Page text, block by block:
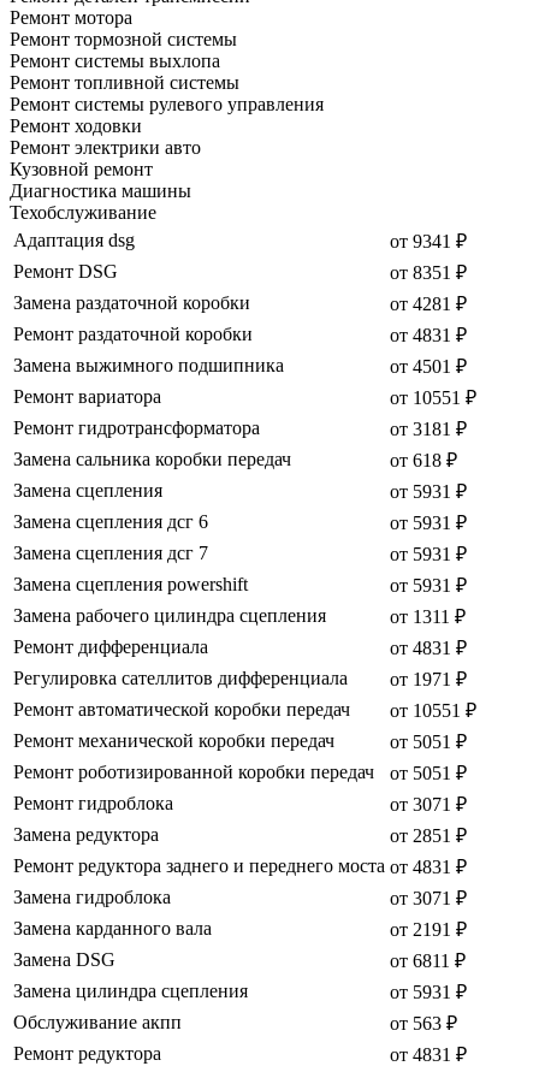
Ремонт мотора
Ремонт тормозной системы
Ремонт системы выхлопа
Ремонт топливной системы
Ремонт системы рулевого управления
Ремонт ходовки
Ремонт электрики авто
Кузовной ремонт
Диагностика машины
Техобслуживание
Адаптация dsg
от 9341 ₽
Ремонт DSG
от 8351 ₽
Замена раздаточной коробки
от 4281 ₽
Ремонт раздаточной коробки
от 4831 ₽
Замена выжимного подшипника
от 4501 ₽
Ремонт вариатора
от 10551 ₽
Ремонт гидротрансформатора
от 3181 ₽
Замена сальника коробки передач
от 618 ₽
Замена сцепления
от 5931 ₽
Замена сцепления дсг 6
от 5931 ₽
Замена сцепления дсг 7
от 5931 ₽
Замена сцепления powershift
от 5931 ₽
Замена рабочего цилиндра сцепления
от 1311 ₽
Ремонт дифференциала
от 4831 ₽
Регулировка сателлитов дифференциала
от 1971 ₽
Ремонт автоматической коробки передач
от 10551 ₽
Ремонт механической коробки передач
от 5051 ₽
Ремонт роботизированной коробки передач
от 5051 ₽
Ремонт гидроблока
от 3071 ₽
Замена редуктора
от 2851 ₽
Ремонт редуктора заднего и переднего моста от 4831 ₽
Замена гидроблока
от 3071 ₽
Замена карданного вала
от 2191 ₽
Замена DSG
от 6811 ₽
Замена цилиндра сцепления
от 5931 ₽
Обслуживание акпп
от 563 ₽
Ремонт редуктора
от 4831 ₽